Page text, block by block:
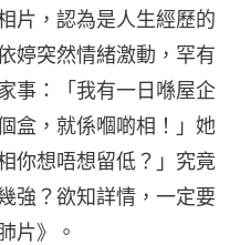
片，認為是人生經歷的
婷突然情緒激動，罕有
事：「我有一日喺屋企
盒，就係嗰啲相！」她
你想唔想留低？」究竟
強？欲知詳情，一定要
片》。